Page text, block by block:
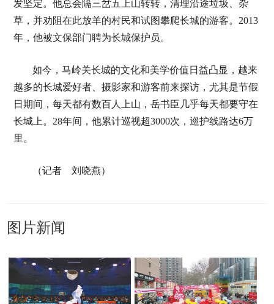
发坚定。他总会隔三岔五上山转转，清理沿途垃圾、杂
草，并劝阻在此放羊的村民和试图攀爬长城的游客。2013
年，他被文保部门聘为长城保护员。
如今，马岭关长城的文化和美学价值日益凸显，越来
越多的长城爱好者、摄影家和游客前来探访，尤其是节假
日期间，每天都有数百人上山，岳书臣几乎每天都要守在
长城上。28年间，他累计巡视超3000次，巡护线路达6万
里。
（记者 刘晓燕）
图片新闻